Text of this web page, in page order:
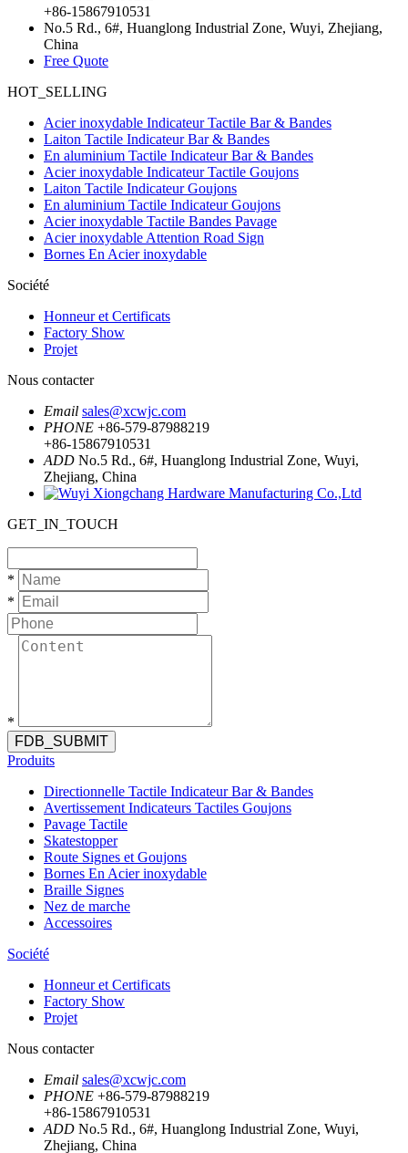
+86-15867910531
No.5 Rd., 6#, Huanglong Industrial Zone, Wuyi, Zhejiang,
China
Free Quote
HOT_SELLING
Acier inoxydable Indicateur Tactile Bar & Bandes
Laiton Tactile Indicateur Bar & Bandes
En aluminium Tactile Indicateur Bar & Bandes
Acier inoxydable Indicateur Tactile Goujons
Laiton Tactile Indicateur Goujons
En aluminium Tactile Indicateur Goujons
Acier inoxydable Tactile Bandes Pavage
Acier inoxydable Attention Road Sign
Bornes En Acier inoxydable
Société
Honneur et Certificats
Factory Show
Projet
Nous contacter
Email sales@xcwjc.com
PHONE +86-579-87988219
+86-15867910531
ADD No.5 Rd., 6#, Huanglong Industrial Zone, Wuyi,
Zhejiang, China
GET_IN_TOUCH
*
*
*
FDB_SUBMIT
Produits
Directionnelle Tactile Indicateur Bar & Bandes
Avertissement Indicateurs Tactiles Goujons
Pavage Tactile
Skatestopper
Route Signes et Goujons
Bornes En Acier inoxydable
Braille Signes
Nez de marche
Accessoires
Société
Honneur et Certificats
Factory Show
Projet
Nous contacter
Email sales@xcwjc.com
PHONE +86-579-87988219
+86-15867910531
ADD No.5 Rd., 6#, Huanglong Industrial Zone, Wuyi,
Zhejiang, China